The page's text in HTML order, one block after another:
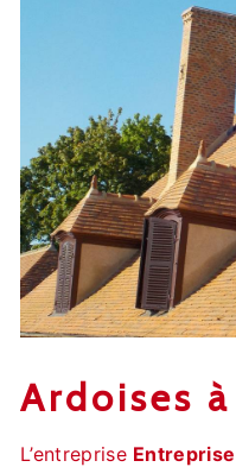
Ardoises
L’entreprise